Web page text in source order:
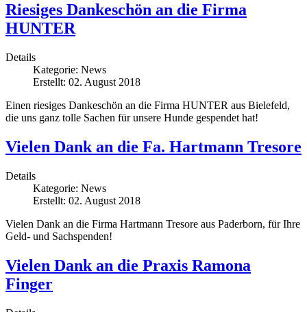
Riesiges Dankeschön an die Firma
HUNTER
Details
Kategorie: News
Erstellt: 02. August 2018
Einen riesiges Dankeschön an die Firma HUNTER aus Bielefeld,
die uns ganz tolle Sachen für unsere Hunde gespendet hat!
Vielen Dank an die Fa. Hartmann Tresore
Details
Kategorie: News
Erstellt: 02. August 2018
Vielen Dank an die Firma Hartmann Tresore aus Paderborn, für Ihre
Geld- und Sachspenden!
Vielen Dank an die Praxis Ramona
Finger